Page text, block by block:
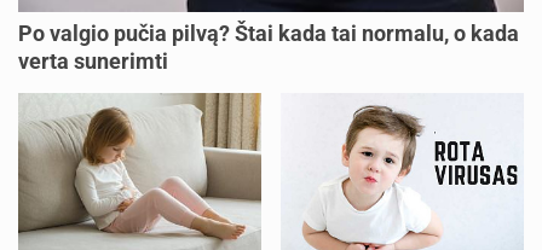
Po valgio pučia pilvą? Štai kada tai normalu, o kada
verta sunerimti